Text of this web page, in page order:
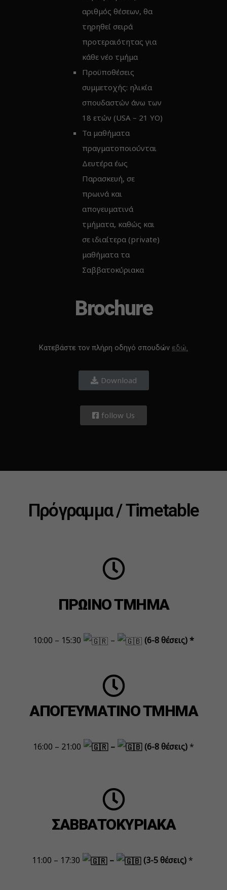
αριθμός θέσεων, θα
τηρηθεί σειρά
προτεραιότητας για
κάθε νέο τμήμα
Προϋποθέσεις
συμμετοχής: ηλικία
σπουδαστών άνω των
18 ετών (USA – 21 YO)
Τα μαθήματα
πραγματοποιούνται
Δευτέρα έως
Παρασκευή, σε
πρωινά και
απογευματινά
τμήματα, καθώς και
σε ιδιαίτερα (private)
μαθήματα τα
Σαββατοκύριακα
Brochure
Κατεβάστε τον πλήρη οδηγό σπουδών εδώ.
Download
follow Us
Πρόγραμμα / Timetable
ΠΡΩΙΝΟ ΤΜΗΜΑ
10:00 – 15:30 – (6-8 θέσεις) *
ΑΠΟΓΕΥΜΑΤΙΝΟ TMHMA
16:00 – 21:00 – (6-8 θέσεις)*
ΣΑΒΒΑΤΟΚΥΡΙΑΚΑ
11:00 – 17:30 – (3-5 θέσεις)*